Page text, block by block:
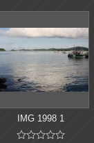
IMG 1998 1
